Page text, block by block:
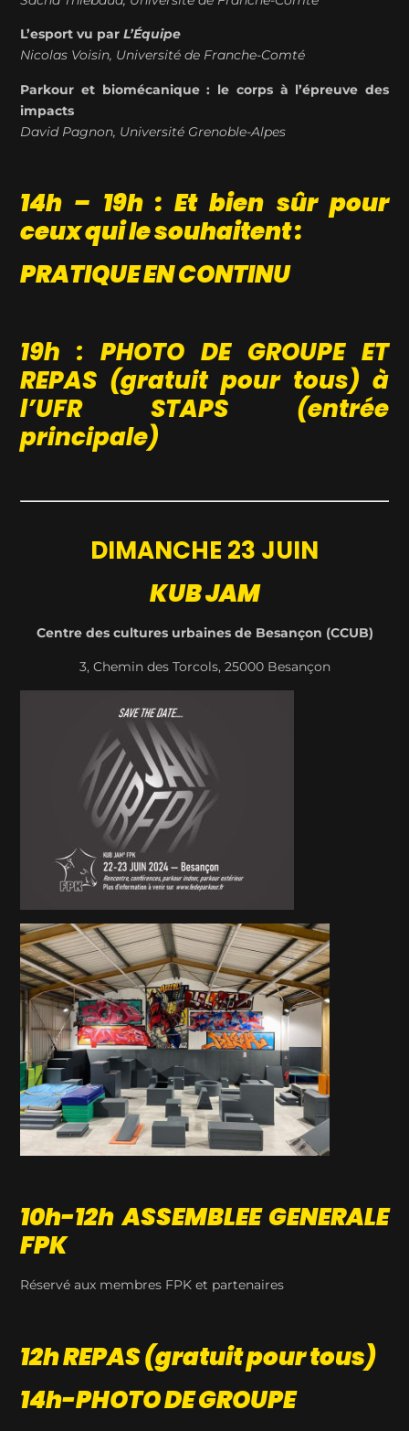
L’esport vu par L’Équipe
Nicolas Voisin, Université de Franche-Comté
Parkour et biomécanique : le corps à l’épreuve des
impacts
David Pagnon, Université Grenoble-Alpes
14h – 19h : Et bien sûr pour
ceux qui le souhaitent :
PRATIQUE EN CONTINU
19h : PHOTO DE GROUPE ET
REPAS (gratuit pour tous) à
l’UFR STAPS (entrée
principale)
DIMANCHE 23 JUIN
KUB JAM
Centre des cultures urbaines de Besançon (CCUB)
3, Chemin des Torcols, 25000 Besançon
10h-12h ASSEMBLEE GENERALE
FPK
Réservé aux membres FPK et partenaires
12h REPAS (gratuit pour tous)
14h-PHOTO DE GROUPE